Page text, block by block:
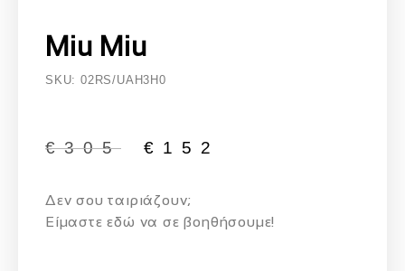
Miu Miu
SKU: 02RS/UAH3H0
€305 € 152
Δεν σου ταιριάζουν;
Eίμαστε εδώ να σε βοηθήσουμε!